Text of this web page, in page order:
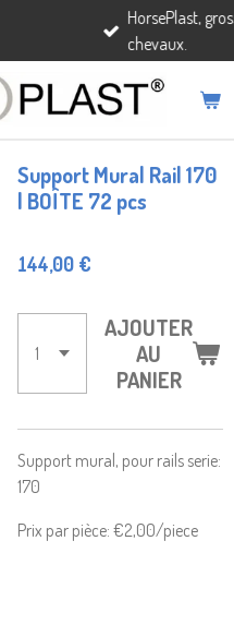
HorsePlast, grossiste reconnu en
Support Mural Rail 170
| BOÎTE 72 pcs
144,00 €
AJOUTER
AU
PANIER
Support mural, pour rails serie:
170
Prix par pièce: €2,00/piece